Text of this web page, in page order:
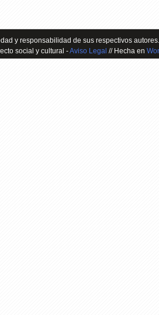
y responsabilidad de sus respectivos
social y cultural -Aviso Legal // Hecha en